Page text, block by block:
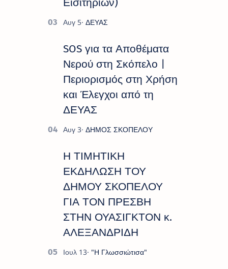
Εισιτηρίων)
SOS για τα Αποθέματα
Νερού στη Σκόπελο |
Περιορισμός στη Χρήση
και Έλεγχοι από τη
ΔΕΥΑΣ
Η ΤΙΜΗΤΙΚΗ
ΕΚΔΗΛΩΣΗ ΤΟΥ
ΔΗΜΟΥ ΣΚΟΠΕΛΟΥ
ΓΙΑ ΤΟΝ ΠΡΕΣΒΗ
ΣΤΗΝ ΟΥΑΣΙΓΚΤΟΝ κ.
ΑΛΕΞΑΝΔΡΙΔΗ